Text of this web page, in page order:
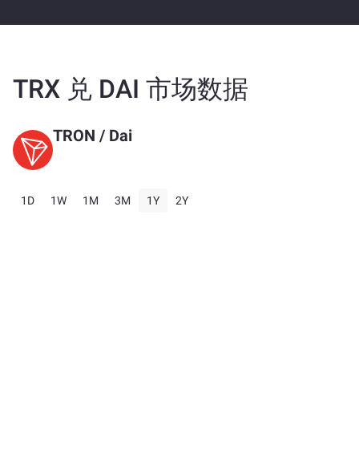
TRX 兑 DAI 市场数据
TRON / Dai
1D 1W 1M 3M 1Y 2Y